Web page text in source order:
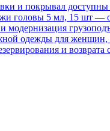
и покрывал
головы 5 мл, 15 шт —
модернизация
одежды для
и возврата